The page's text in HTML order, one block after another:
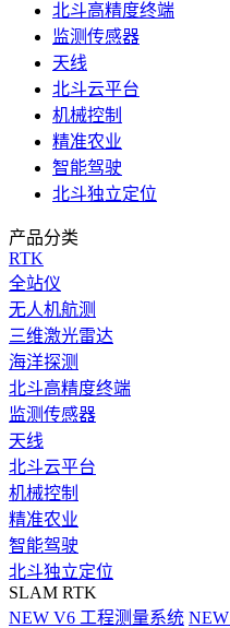
北斗高精度终端
监测传感器
天线
北斗云平台
机械控制
精准农业
智能驾驶
北斗独立定位
产品分类
RTK
全站仪
无人机航测
三维激光雷达
海洋探测
北斗高精度终端
监测传感器
天线
北斗云平台
机械控制
精准农业
智能驾驶
北斗独立定位
SLAM RTK
NEW V6 工程测量系统 NEW